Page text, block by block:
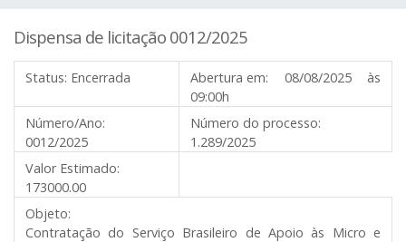
Dispensa de licitação 0012/2025
Status: Encerrada Abertura em: 08/08/2025 às
09:00h
Número/Ano:
0012/2025
Número do processo:
1.289/2025
Valor Estimado:
173000.00
Objeto:
Contratação do Serviço Brasileiro de Apoio às Micro e